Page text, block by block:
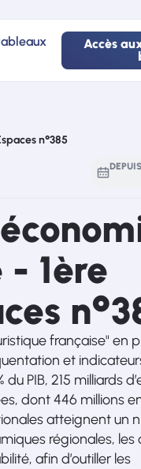
Accès
n°385
DEPUIS
1ère
française" en
et
PIB, 215 milliards
dont 446 millions
atteignent un
régionales,
afin d’outiller les